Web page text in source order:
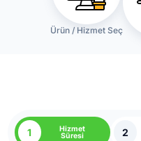
Ürün / Hizmet Seç
1 Hizmet
Süresi 2